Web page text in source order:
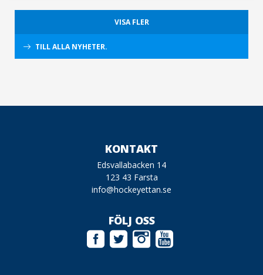
VISA FLER
TILL ALLA NYHETER.
KONTAKT
Edsvallabacken 14
123 43 Farsta
info@hockeyettan.se
FÖLJ OSS